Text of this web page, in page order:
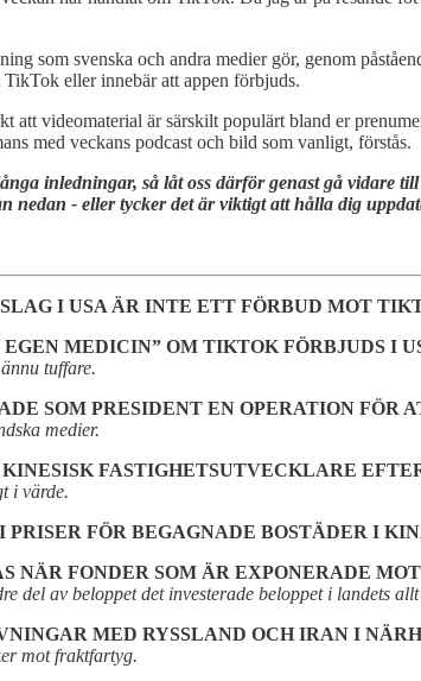
som svenska och andra medier gör, genom
eller innebär att appen förbjuds.
att videomaterial är särskilt populärt bland er
med veckans podcast och bild som vanligt, förstås.
inledningar, så låt oss därför genast gå vidare
nedan - eller tycker det är viktigt att hålla dig
I USA ÄR INTE ETT FÖRBUD MOT
MEDICIN” OM TIKTOK FÖRBJUDS I
tuffare.
SOM PRESIDENT EN OPERATION FÖR
medier.
FASTIGHETSUTVECKLARE
i värde.
PRISER FÖR BEGAGNADE BOSTÄDER I
NÄR FONDER SOM ÄR EXPONERADE
del av beloppet det investerade beloppet i landets allt
MED RYSSLAND OCH IRAN I
mot fraktfartyg.